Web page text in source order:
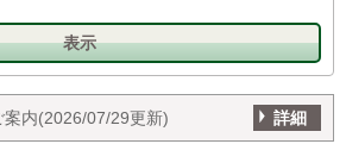
雑誌タイト
ル一覧
おすすめブ
ックリスト
図書館から
のお知らせ
休館日カレ
利用者仮登
表示
内(2026/07/29更新) 詳細